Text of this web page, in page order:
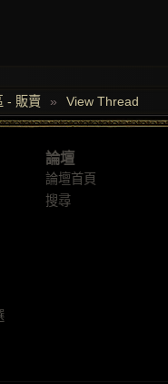
- 販賣 » View Thread
論壇
論壇首頁
搜尋